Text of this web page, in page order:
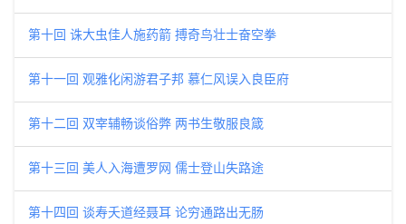
第十回 诛大虫佳人施药箭 搏奇鸟壮士奋空拳
第十一回 观雅化闲游君子邦 慕仁风误入良臣府
第十二回 双宰辅畅谈俗弊 两书生敬服良箴
第十三回 美人入海遭罗网 儒士登山失路途
第十四回 谈寿夭道经聂耳 论穷通路出无肠